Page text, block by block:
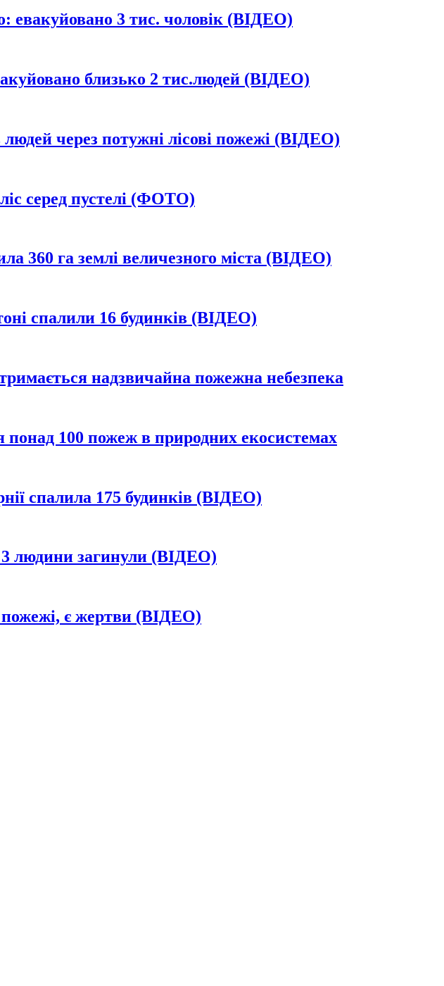
евакуйовано 3 тис. чоловік (ВІДЕО)
близько 2 тис.людей (ВІДЕО)
через потужні лісові пожежі (ВІДЕО)
серед пустелі (ФОТО)
360 га землі величезного міста (ВІДЕО)
спалили 16 будинків (ВІДЕО)
надзвичайна пожежна небезпека
понад 100 пожеж в природних екосистемах
спалила 175 будинків (ВІДЕО)
3 людини загинули (ВІДЕО)
є жертви (ВІДЕО)